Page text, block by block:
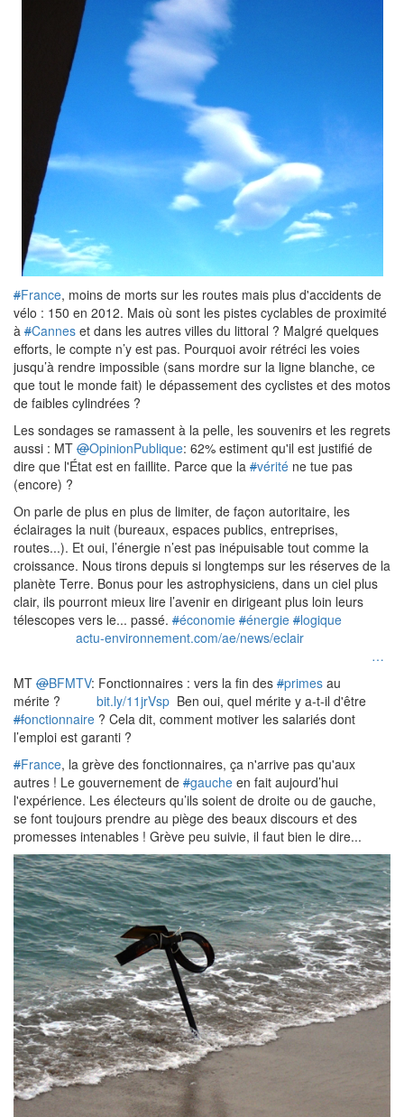
#France, moins de morts sur les routes mais plus d'accidents de
vélo : 150 en 2012. Mais où sont les pistes cyclables de proximité
à #Cannes et dans les autres villes du littoral ? Malgré quelques
efforts, le compte n’y est pas. Pourquoi avoir rétréci les voies
jusqu’à rendre impossible (sans mordre sur la ligne blanche, ce
que tout le monde fait) le dépassement des cyclistes et des motos
de faibles cylindrées ?
Les sondages se ramassent à la pelle, les souvenirs et les regrets
aussi : MT @OpinionPublique: 62% estiment qu'il est justifié de
dire que l'État est en faillite. Parce que la #vérité ne tue pas
(encore) ?
On parle de plus en plus de limiter, de façon autoritaire, les
éclairages la nuit (bureaux, espaces publics, entreprises,
routes...). Et oui, l’énergie n’est pas inépuisable tout comme la
croissance. Nous tirons depuis si longtemps sur les réserves de la
planète Terre. Bonus pour les astrophysiciens, dans un ciel plus
clair, ils pourront mieux lire l’avenir en dirigeant plus loin leurs
télescopes vers le... passé. #économie #énergie #logique
actu-environnement.com/ae/news/eclair
…
MT @BFMTV: Fonctionnaires : vers la fin des #primes au
mérite ?
bit.ly/11jrVsp Ben oui, quel mérite y a-t-il d'être
#fonctionnaire ? Cela dit, comment motiver les salariés dont
l’emploi est garanti ?
#France, la grève des fonctionnaires, ça n'arrive pas qu'aux
autres ! Le gouvernement de #gauche en fait aujourd’hui
l'expérience. Les électeurs qu’ils soient de droite ou de gauche,
se font toujours prendre au piège des beaux discours et des
promesses intenables ! Grève peu suivie, il faut bien le dire...